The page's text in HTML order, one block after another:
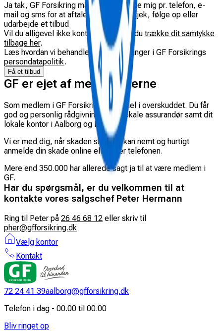
Ja tak, GF Forsikring må gerne kontakte mig pr. telefon, e-
mail og sms for at aftale et forsikringstjek, følge op eller
udarbejde et tilbud
Vil du alligevel ikke kontaktes, så kan du trække dit samtykke
tilbage her.
Læs hvordan vi behandler dine oplysninger i GF Forsikrings
persondatapolitik.
Få et tilbud
GF er ejet af medlemmerne
Som medlem i GF Forsikring får du del i overskuddet. Du får
god og personlig rådgivning af din lokale assurandør samt dit
lokale kontor i Aalborg og Randers.
Vi er med dig, når skaden sker. Du kan nemt og hurtigt
anmelde din skade online eller over telefonen.
Mere end 350.000 har allerede sagt ja til at være medlem i
GF.
Har du spørgsmål, er du velkommen til at
kontakte vores salgschef Peter Hermann
Ring til Peter på 26 46 68 12 eller skriv til
pher@gfforsikring.dk
Vælg kontor
Kontakt
72 24 41 39aalborg@gfforsikring.dk
Telefon i dag - 00.00 til 00.00
Bliv ringet op